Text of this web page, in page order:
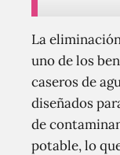
La
uno de los
caseros de
diseñados
de
potable, lo